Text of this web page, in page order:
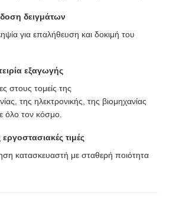
δειγμάτων
για επαλήθευση και δοκιμή του
εξαγωγής
στους τομείς της
της ηλεκτρονικής, της βιομηχανίας
όλο τον κόσμο.
τιμές
κατασκευαστή με σταθερή ποιότητα